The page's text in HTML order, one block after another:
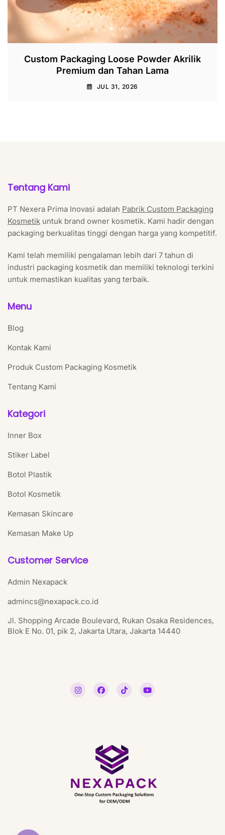
Custom Packaging Loose Powder Akrilik
Premium dan Tahan Lama
JUL 31, 2026
Tentang Kami
PT Nexera Prima Inovasi adalah Pabrik Custom Packaging
Kosmetik untuk brand owner kosmetik. Kami hadir dengan
packaging berkualitas tinggi dengan harga yang kompetitif.
Kami telah memiliki pengalaman lebih dari 7 tahun di
industri packaging kosmetik dan memiliki teknologi terkini
untuk memastikan kualitas yang terbaik.
Menu
Blog
Kontak Kami
Produk Custom Packaging Kosmetik
Tentang Kami
Kategori
Inner Box
Stiker Label
Botol Plastik
Botol Kosmetik
Kemasan Skincare
Kemasan Make Up
Customer Service
Admin Nexapack
admincs@nexapack.co.id
Jl. Shopping Arcade Boulevard, Rukan Osaka Residences,
Blok E No. 01, pik 2, Jakarta Utara, Jakarta 14440